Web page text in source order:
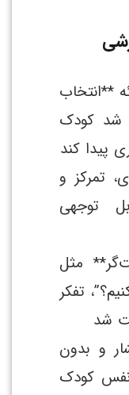
**انتخاب
شد کودک
پیدا کند
۱۲ دقیقه‌ای، تمرکز و
توجهی
مثل
تفکر
شد
و بدون
کودک